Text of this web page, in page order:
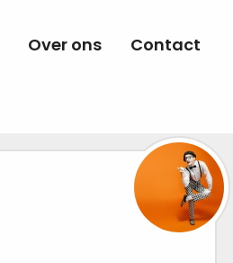
Over ons Contact